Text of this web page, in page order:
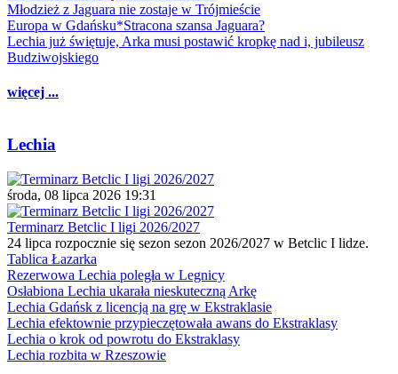
Młodzież z Jaguara nie zostaje w Trójmieście
Europa w Gdańsku*Stracona szansa Jaguara?
Lechia już świętuje, Arka musi postawić kropkę nad i, jubileusz
Budziwojskiego
więcej ...
Lechia
środa, 08 lipca 2026 19:31
Terminarz Betclic I ligi 2026/2027
24 lipca rozpocznie się sezon sezon 2026/2027 w Betclic I lidze.
Tablica Łazarka
Rezerwowa Lechia poległa w Legnicy
Osłabiona Lechia ukarała nieskuteczną Arkę
Lechia Gdańsk z licencją na grę w Ekstraklasie
Lechia efektownie przypieczętowała awans do Ekstraklasy
Lechia o krok od powrotu do Ekstraklasy
Lechia rozbita w Rzeszowie